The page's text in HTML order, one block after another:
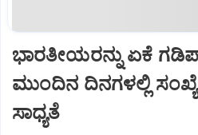
ಭಾರತೀಯರನ್ನು ಏಕೆ
ಮುಂದಿನ ದಿನಗಳಲ್ಲಿ ಸಂಖ್ಯೆ
ಸಾಧ್ಯತೆ